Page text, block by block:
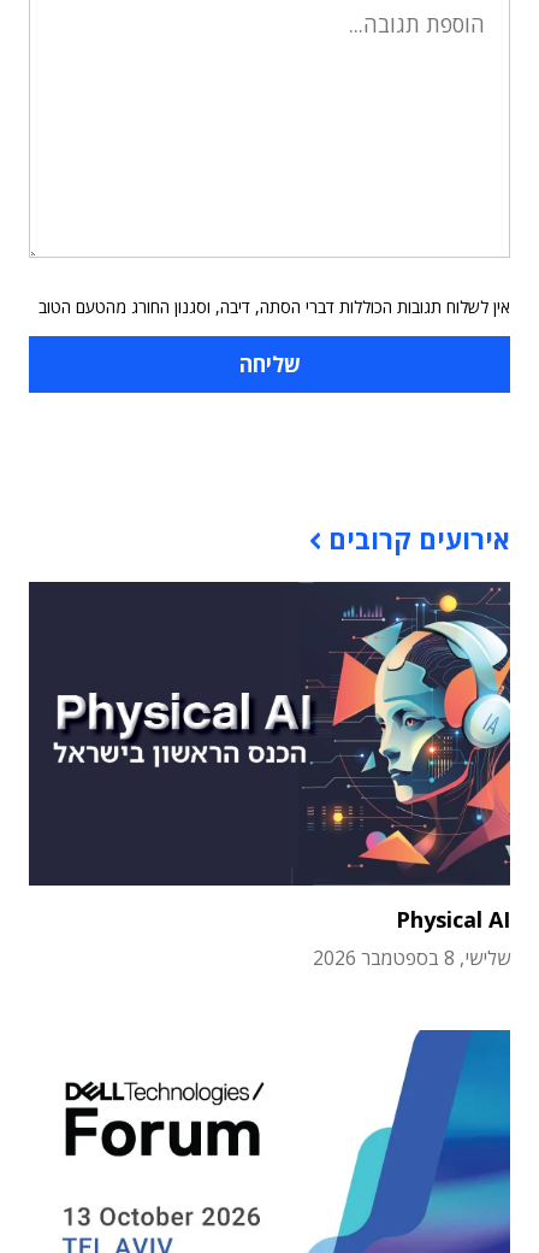
אין לשלוח תגובות הכוללות דברי הסתה, דיבה, וסגנון החורג מהטעם הטוב
אירועים קרובים
Physical AI
שלישי, 8 בספטמבר 2026